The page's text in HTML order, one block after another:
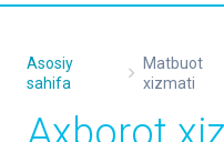
Asosiy
sahifa
Matbuot
xizmati